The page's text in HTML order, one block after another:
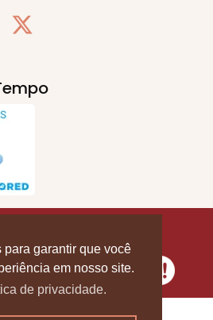
para garantir que você
em nosso site.
de privacidade.